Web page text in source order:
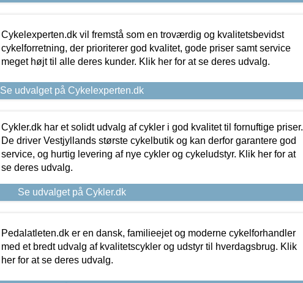
Cykelexperten.dk vil fremstå som en troværdig og kvalitetsbevidst
cykelforretning, der prioriterer god kvalitet, gode priser samt service
meget højt til alle deres kunder. Klik her for at se deres udvalg.
Se udvalget på Cykelexperten.dk
Cykler.dk har et solidt udvalg af cykler i god kvalitet til fornuftige priser.
De driver Vestjyllands største cykelbutik og kan derfor garantere god
service, og hurtig levering af nye cykler og cykeludstyr. Klik her for at
se deres udvalg.
Se udvalget på Cykler.dk
Pedalatleten.dk er en dansk, familieejet og moderne cykelforhandler
med et bredt udvalg af kvalitetscykler og udstyr til hverdagsbrug. Klik
her for at se deres udvalg.